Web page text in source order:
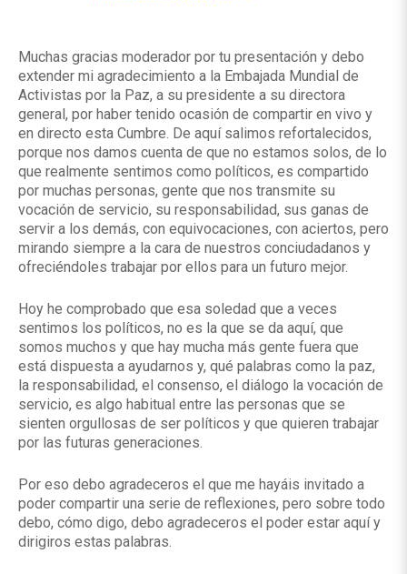
Muchas gracias moderador por tu presentación y debo
extender mi agradecimiento a la Embajada Mundial de
Activistas por la Paz, a su presidente a su directora
general, por haber tenido ocasión de compartir en vivo y
en directo esta Cumbre. De aquí salimos refortalecidos,
porque nos damos cuenta de que no estamos solos, de lo
que realmente sentimos como políticos, es compartido
por muchas personas, gente que nos transmite su
vocación de servicio, su responsabilidad, sus ganas de
servir a los demás, con equivocaciones, con aciertos, pero
mirando siempre a la cara de nuestros conciudadanos y
ofreciéndoles trabajar por ellos para un futuro mejor.
Hoy he comprobado que esa soledad que a veces
sentimos los políticos, no es la que se da aquí, que
somos muchos y que hay mucha más gente fuera que
está dispuesta a ayudarnos y, qué palabras como la paz,
la responsabilidad, el consenso, el diálogo la vocación de
servicio, es algo habitual entre las personas que se
sienten orgullosas de ser políticos y que quieren trabajar
por las futuras generaciones.
Por eso debo agradeceros el que me hayáis invitado a
poder compartir una serie de reflexiones, pero sobre todo
debo, cómo digo, debo agradeceros el poder estar aquí y
dirigiros estas palabras.